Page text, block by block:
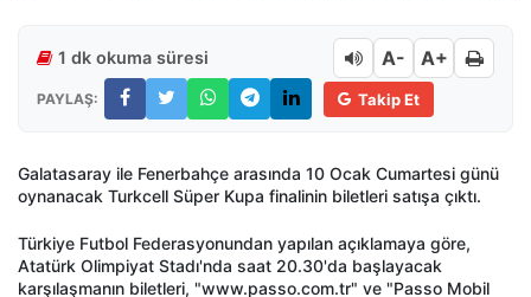
1 dk okuma süresi A- A+
PAYLAŞ: Takip Et
Galatasaray ile Fenerbahçe arasında 10 Ocak Cumartesi günü
oynanacak Turkcell Süper Kupa finalinin biletleri satışa çıktı.
Türkiye Futbol Federasyonundan yapılan açıklamaya göre,
Atatürk Olimpiyat Stadı'nda saat 20.30'da başlayacak
karşılaşmanın biletleri, "www.passo.com.tr" ve "Passo Mobil